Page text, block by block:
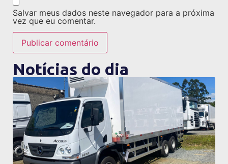
Salvar meus dados neste navegador para a próxima
vez que eu comentar.
Notícias do dia
ir para notícia